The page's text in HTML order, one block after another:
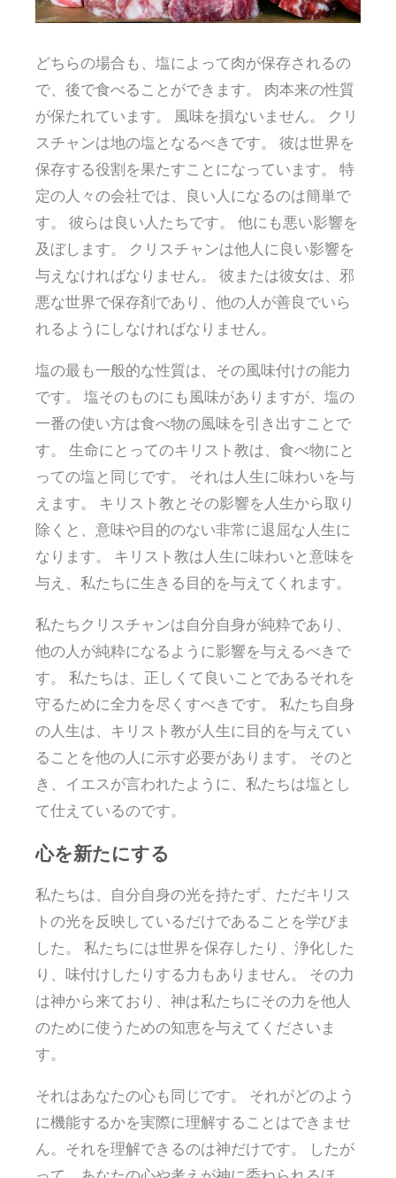
どちらの場合も、塩によって肉が保存されるの
で、後で食べることができます。 肉本来の性質
が保たれています。 風味を損ないません。 クリ
スチャンは地の塩となるべきです。 彼は世界を
保存する役割を果たすことになっています。 特
定の人々の会社では、良い人になるのは簡単で
す。 彼らは良い人たちです。 他にも悪い影響を
及ぼします。 クリスチャンは他人に良い影響を
与えなければなりません。 彼または彼女は、邪
悪な世界で保存剤であり、他の人が善良でいら
れるようにしなければなりません。
塩の最も一般的な性質は、その風味付けの能力
です。 塩そのものにも風味がありますが、塩の
一番の使い方は食べ物の風味を引き出すことで
す。 生命にとってのキリスト教は、食べ物にと
っての塩と同じです。 それは人生に味わいを与
えます。 キリスト教とその影響を人生から取り
除くと、意味や目的のない非常に退屈な人生に
なります。 キリスト教は人生に味わいと意味を
与え、私たちに生きる目的を与えてくれます。
私たちクリスチャンは自分自身が純粋であり、
他の人が純粋になるように影響を与えるべきで
す。 私たちは、正しくて良いことであるそれを
守るために全力を尽くすべきです。 私たち自身
の人生は、キリスト教が人生に目的を与えてい
ることを他の人に示す必要があります。 そのと
き、イエスが言われたように、私たちは塩とし
て仕えているのです。
心を新たにする
私たちは、自分自身の光を持たず、ただキリス
トの光を反映しているだけであることを学びま
した。 私たちには世界を保存したり、浄化した
り、味付けしたりする力もありません。 その力
は神から来ており、神は私たちにその力を他人
のために使うための知恵を与えてくださいま
す。
それはあなたの心も同じです。 それがどのよう
に機能するかを実際に理解することはできませ
ん。それを理解できるのは神だけです。 したが